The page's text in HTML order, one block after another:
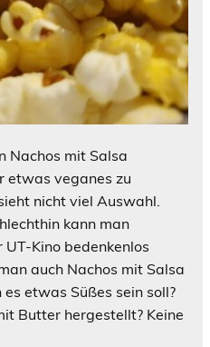
Nachos mit Salsa
etwas veganes zu
nicht viel Auswahl.
kann man
Kino bedenkenlos
auch Nachos mit Salsa
etwas Süßes sein soll?
Butter hergestellt? Keine